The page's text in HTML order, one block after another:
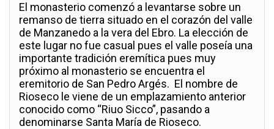
El monasterio comenzó a levantarse sobre un
remanso de tierra situado en el corazón del valle
de Manzanedo a la vera del Ebro. La elección de
este lugar no fue casual pues el valle poseía una
importante tradición eremítica pues muy
próximo al monasterio se encuentra el
eremitorio de San Pedro Argés. El nombre de
Rioseco le viene de un emplazamiento anterior
conocido como “Riuo Sicco”, pasando a
denominarse Santa María de Rioseco.